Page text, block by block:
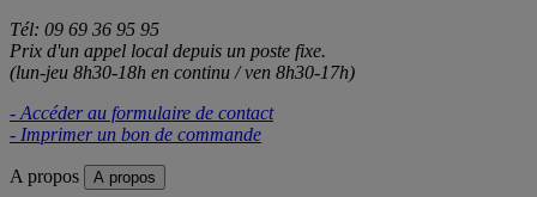
Tél: 09 69 36 95 95
Prix d'un appel local depuis un poste fixe.
(lun-jeu 8h30-18h en continu / ven 8h30-17h)
- Accéder au formulaire de contact
- Imprimer un bon de commande
A propos A propos